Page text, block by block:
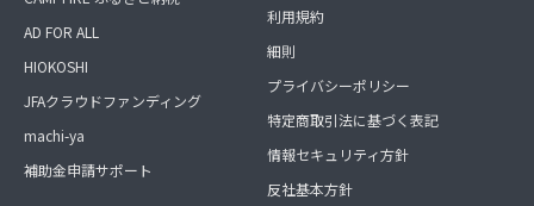
AD FOR ALL
HIOKOSHI
JFAクラウドファンディング
machi-ya
補助金申請サポート
利用規約
細則
プライバシーポリシー
特定商取引法に基づく表記
情報セキュリティ方針
反社基本方針